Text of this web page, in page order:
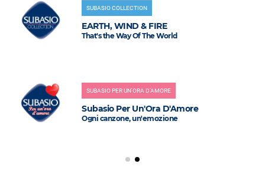
SUBASIO COLLECTION
EARTH, WIND & FIRE
That's the Way Of The World
SUBASIO PER UN'ORA D'AMORE
Subasio Per Un'Ora D'Amore
Ogni canzone, un'emozione